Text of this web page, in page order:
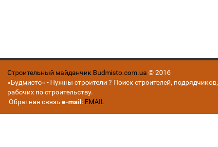
Строительный майданчик Budmisto.com.ua © 2016
«Будмисто» - Нужны строители ? Поиск строителей, подрядчиков,
рабочих по строительству.
Обратная связь e-mail : EMAIL